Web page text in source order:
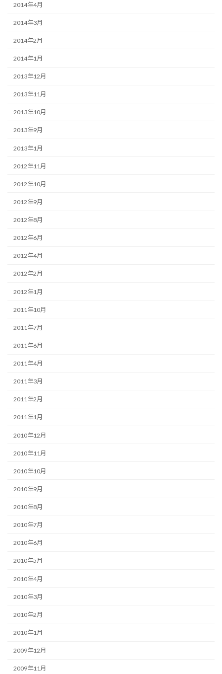
2014年4月
2014年3月
2014年2月
2014年1月
2013年12月
2013年11月
2013年10月
2013年9月
2013年1月
2012年11月
2012年10月
2012年9月
2012年8月
2012年6月
2012年4月
2012年2月
2012年1月
2011年10月
2011年7月
2011年6月
2011年4月
2011年3月
2011年2月
2011年1月
2010年12月
2010年11月
2010年10月
2010年9月
2010年8月
2010年7月
2010年6月
2010年5月
2010年4月
2010年3月
2010年2月
2010年1月
2009年12月
2009年11月